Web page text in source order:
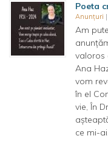
Poeta
Anunțuri
Am
valoros
Ana
vom
în el
vie, În
ce mi-